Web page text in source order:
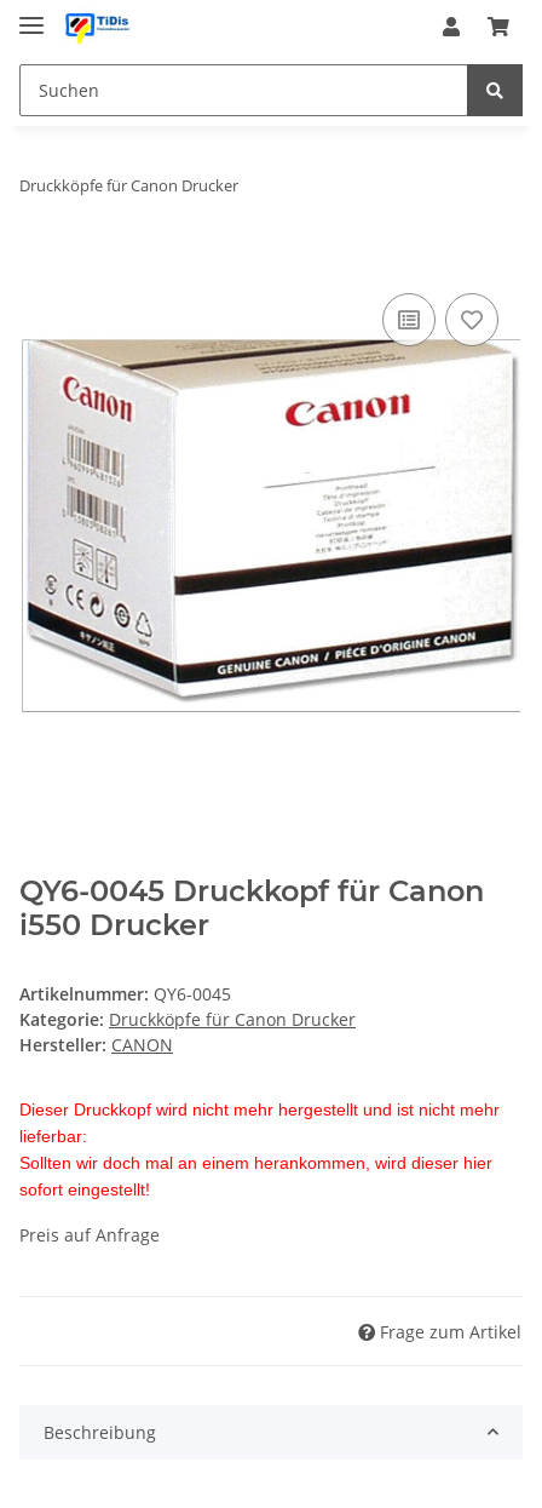
Druckköpfe für Canon Drucker
QY6-0045 Druckkopf für Canon
i550 Drucker
Artikelnummer: QY6-0045
Kategorie: Druckköpfe für Canon Drucker
Hersteller: CANON
Dieser Druckkopf wird nicht mehr hergestellt und ist nicht mehr
lieferbar:
Sollten wir doch mal an einem herankommen, wird dieser hier
sofort eingestellt!
Preis auf Anfrage
Frage zum Artikel
Beschreibung